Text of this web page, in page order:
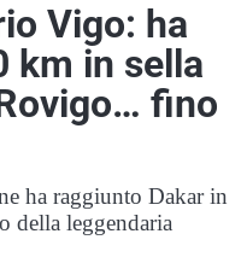
Vigo: ha
km in sella
fino
ha raggiunto Dakar in
della leggendaria